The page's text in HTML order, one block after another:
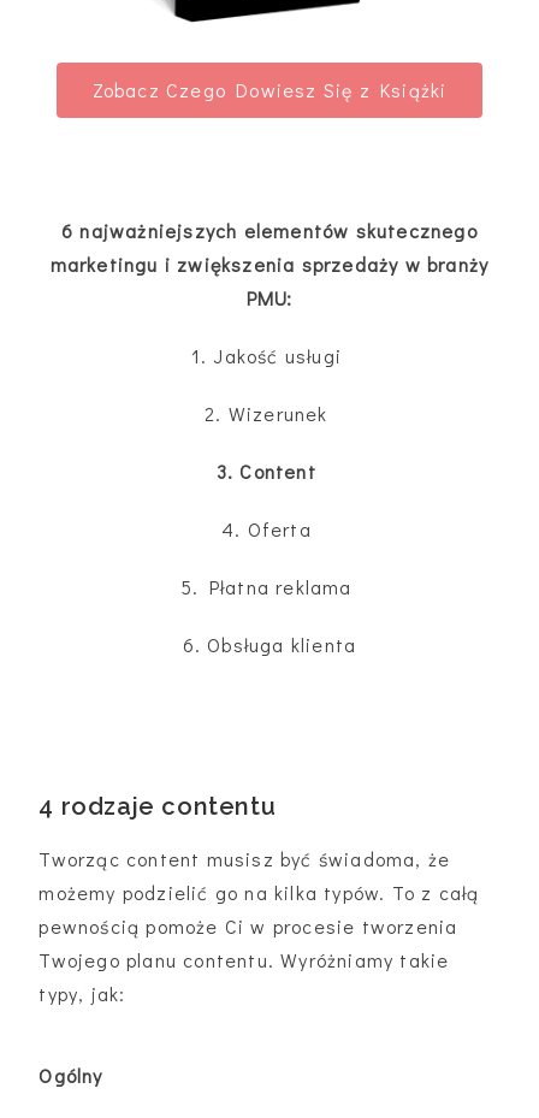
Zobacz Czego Dowiesz Się z Książki
6 najważniejszych elementów skutecznego
marketingu i zwiększenia sprzedaży w branży
PMU:
1. Jakość usługi
2. Wizerunek
3. Content
4. Oferta
5. Płatna reklama
6. Obsługa klienta
4 rodzaje contentu
Tworząc content musisz być świadoma, że
możemy podzielić go na kilka typów. To z całą
pewnością pomoże Ci w procesie tworzenia
Twojego planu contentu. Wyróżniamy takie
typy, jak:
Ogólny